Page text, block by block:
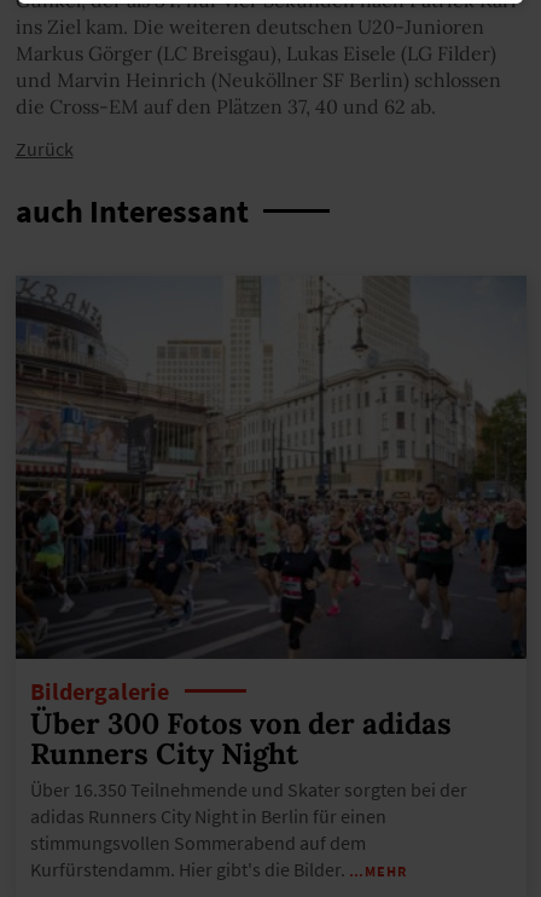
ins Ziel kam. Die weiteren deutschen U20-Junioren
Markus Görger (LC Breisgau), Lukas Eisele (LG Filder)
und Marvin Heinrich (Neuköllner SF Berlin) schlossen
die Cross-EM auf den Plätzen 37, 40 und 62 ab.
Zurück
auch Interessant
Bildergalerie
Über 300 Fotos von der adidas
Runners City Night
Über 16.350 Teilnehmende und Skater sorgten bei der
adidas Runners City Night in Berlin für einen
stimmungsvollen Sommerabend auf dem
Kurfürstendamm. Hier gibt's die Bilder. …MEHR